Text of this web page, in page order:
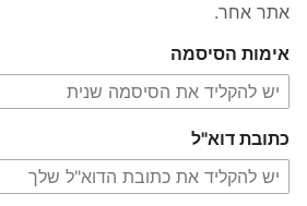
אתר אחר.
אימות הסיסמה
כתובת דוא"ל